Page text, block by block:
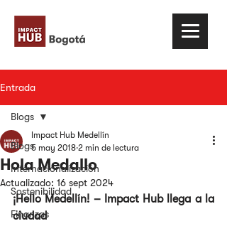
Entrada
Blogs
Internacionalización
Sostenibilidad
Finanzas
Blogs
Hola Medallo
Impact Hub Medellín
5 may 2018 2 min de lectura
Actualizado: 16 sept 2024
¡Hello Medellín! – Impact Hub llega a la
ciudad